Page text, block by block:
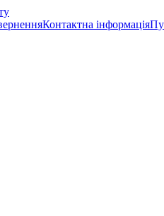
Контактна інформація